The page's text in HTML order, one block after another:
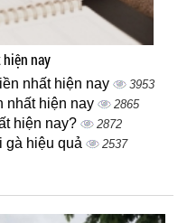
nay
nhất hiện nay 3953
nhất hiện nay 2865
hiện nay? 2872
gà hiệu quả 2537